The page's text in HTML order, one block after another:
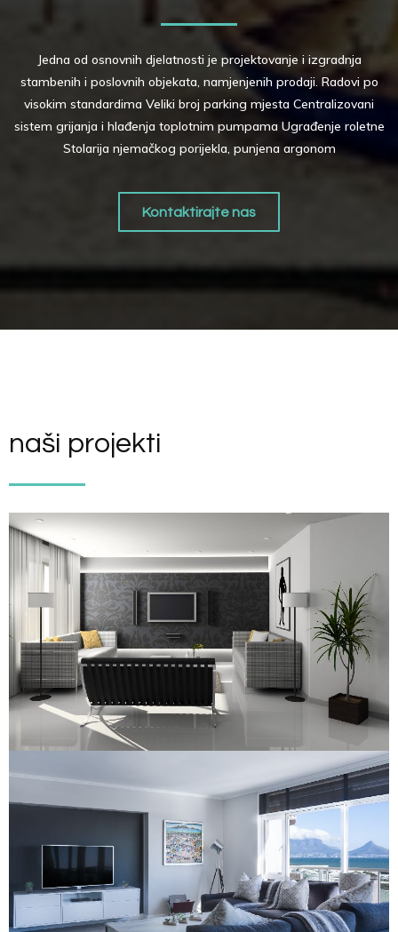
Jedna od osnovnih djelatnosti je projektovanje i izgradnja
stambenih i poslovnih objekata, namjenjenih prodaji. Radovi po
visokim standardima Veliki broj parking mjesta Centralizovani
sistem grijanja i hlađenja toplotnim pumpama Ugrađenje roletne
Stolarija njemačkog porijekla, punjena argonom
Kontaktirajte nas
naši projekti